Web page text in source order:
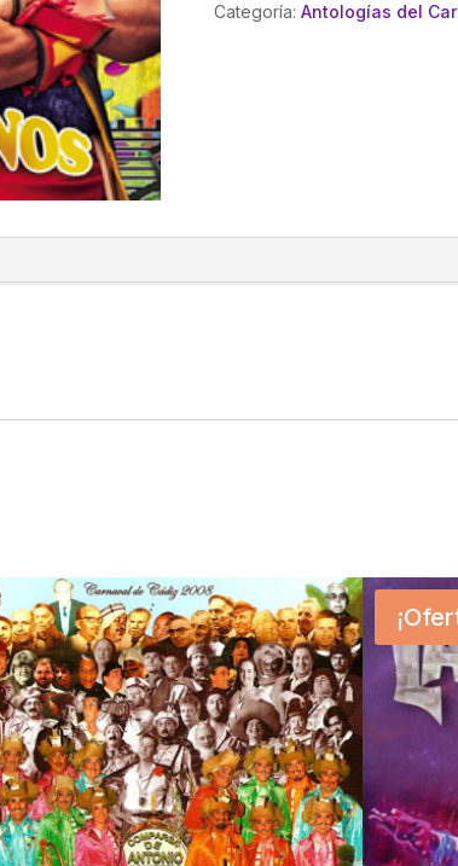
Categoría: Antologías del